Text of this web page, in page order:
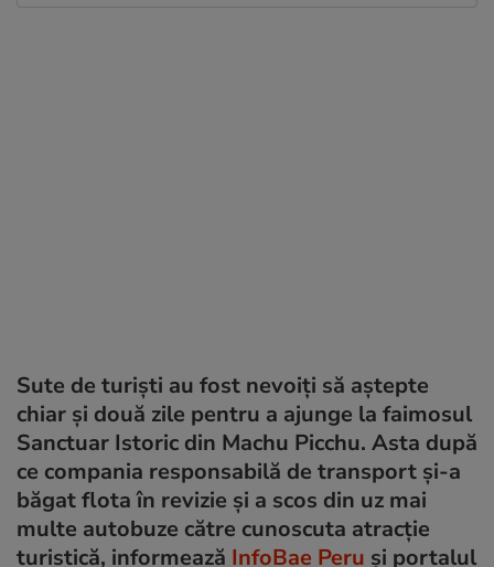
Sute de turiști au fost nevoiți să aștepte
chiar și două zile pentru a ajunge la faimosul
Sanctuar Istoric din Machu Picchu. Asta după
ce compania responsabilă de transport și-a
băgat flota în revizie și a scos din uz mai
multe autobuze către cunoscuta atracție
turistică, informează InfoBae Peru și portalul